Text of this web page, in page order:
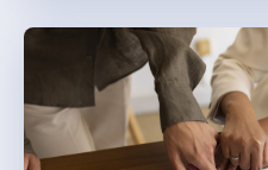
gaunamą paskolą.